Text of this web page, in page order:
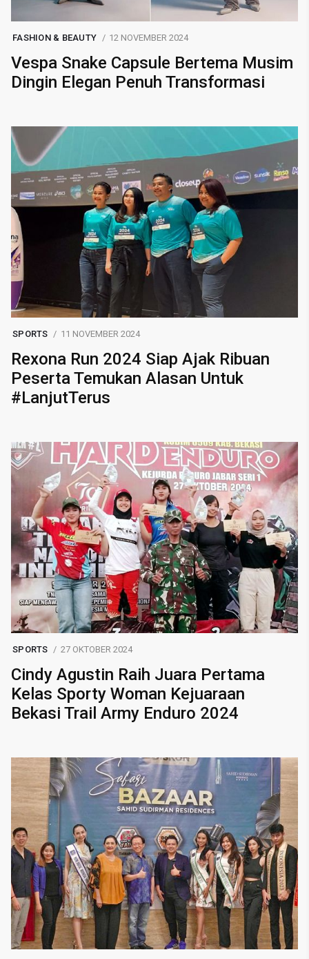
FASHION & BEAUTY 12 NOVEMBER 2024
Vespa Snake Capsule Bertema Musim
Dingin Elegan Penuh Transformasi
SPORTS 11 NOVEMBER 2024
Rexona Run 2024 Siap Ajak Ribuan
Peserta Temukan Alasan Untuk
#LanjutTerus
SPORTS 27 OKTOBER 2024
Cindy Agustin Raih Juara Pertama
Kelas Sporty Woman Kejuaraan
Bekasi Trail Army Enduro 2024